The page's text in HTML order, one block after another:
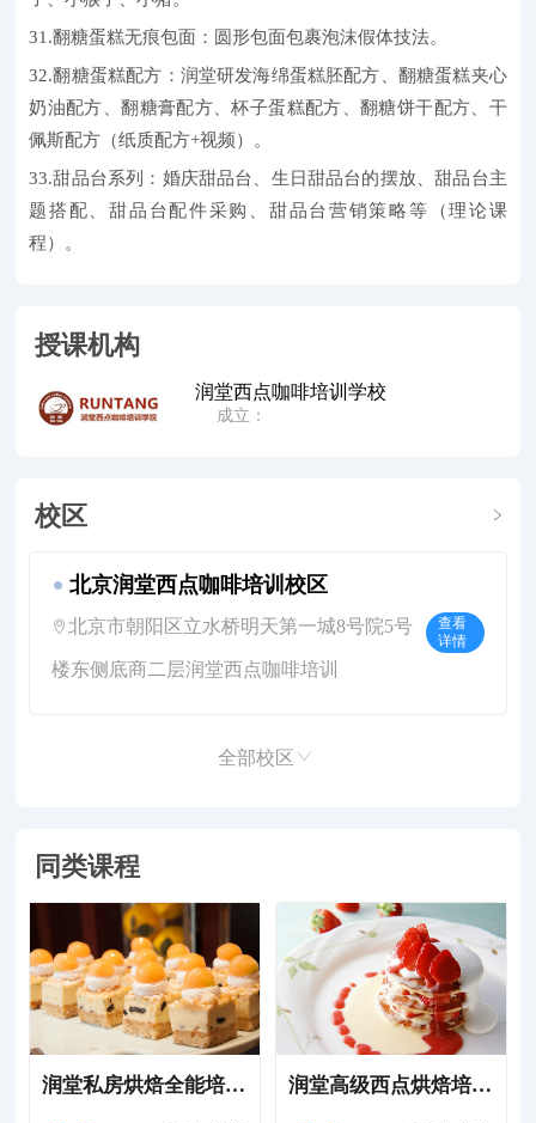
31.翻糖蛋糕无痕包面：圆形包面包裹泡沫假体技法。
32.翻糖蛋糕配方：润堂研发海绵蛋糕胚配方、翻糖蛋糕夹心
奶油配方、翻糖膏配方、杯子蛋糕配方、翻糖饼干配方、干
佩斯配方（纸质配方+视频）。
33.甜品台系列：婚庆甜品台、生日甜品台的摆放、甜品台主
题搭配、甜品台配件采购、甜品台营销策略等（理论课
程）。
授课机构
润堂西点咖啡培训学校
成立：
校区
北京润堂西点咖啡培训校区
北京市朝阳区立水桥明天第一城8号院5号
楼东侧底商二层润堂西点咖啡培训
查看
详情
全部校区
同类课程
润堂私房烘焙全能培训课程 润堂高级西点烘焙培训课程